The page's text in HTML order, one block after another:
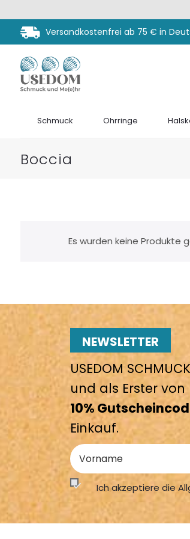
Versandkostenfrei ab 75 € in
Schmuck Ohrringe
Boccia
Es wurden keine Produkte
NEWSLETTER
USEDOM
und als Erster
10%
Einkauf.
Ich akzeptiere die